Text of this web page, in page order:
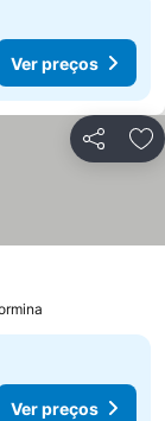
Ver preços
Partilhar
Ver preços